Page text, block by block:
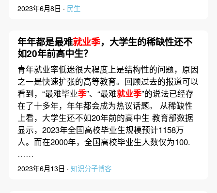
2023年6月8日 · 民生
年年都是最难就业季，大学生的稀缺性还不
如20年前高中生？
青年就业率低迷很大程度上是结构性的问题，原因
之一是快速扩张的高等教育。回顾过去的报道可以
看到，“最难毕业季”、“最难就业季”的说法已经存
在了十多年，年年都会成为热议话题。 从稀缺性
上看，大学生还不如20年前的高中生 教育部数据
显示，2023年全国高校毕业生规模预计1158万
人。而在2000年，全国高校毕业生人数仅为100.
……
2023年6月13日 · 知识分子博客